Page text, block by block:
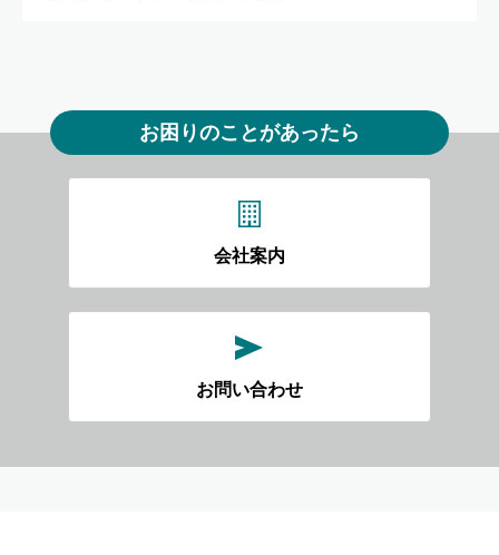
お困りのことがあったら
会社案内
お問い合わせ